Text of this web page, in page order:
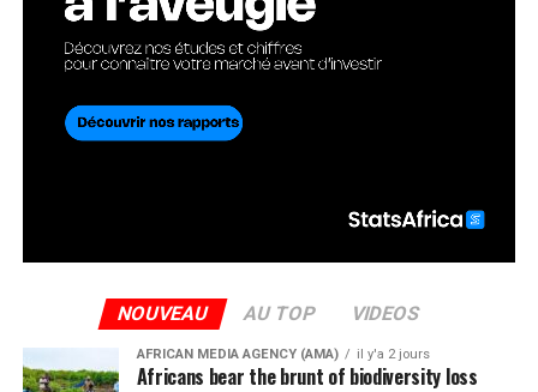
NOUVEAU AU TOP VIDEOS
AFRICAN MEDIA AGENCY (AMA) il y'a 2 jours
Africans bear the brunt of biodiversity loss